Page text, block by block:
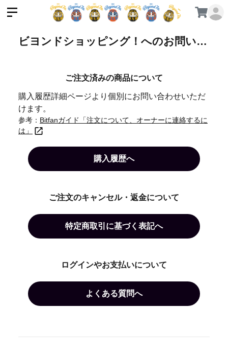
ビヨンドショッピング！へのお問い合わせ
ご注文済みの商品について
購入履歴詳細ページより個別にお問い合わせいただ
けます。
参考： Bitfanガイド「注文について、オーナーに連絡するに
は」
購入履歴へ
ご注文のキャンセル・返金について
特定商取引に基づく表記へ
ログインやお支払いについて
よくある質問へ